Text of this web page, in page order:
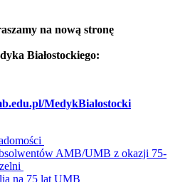
na nową stronę
Białostockiego:
MedykBialostocki
AMB/UMB z okazji 75-
na 75 lat UMB